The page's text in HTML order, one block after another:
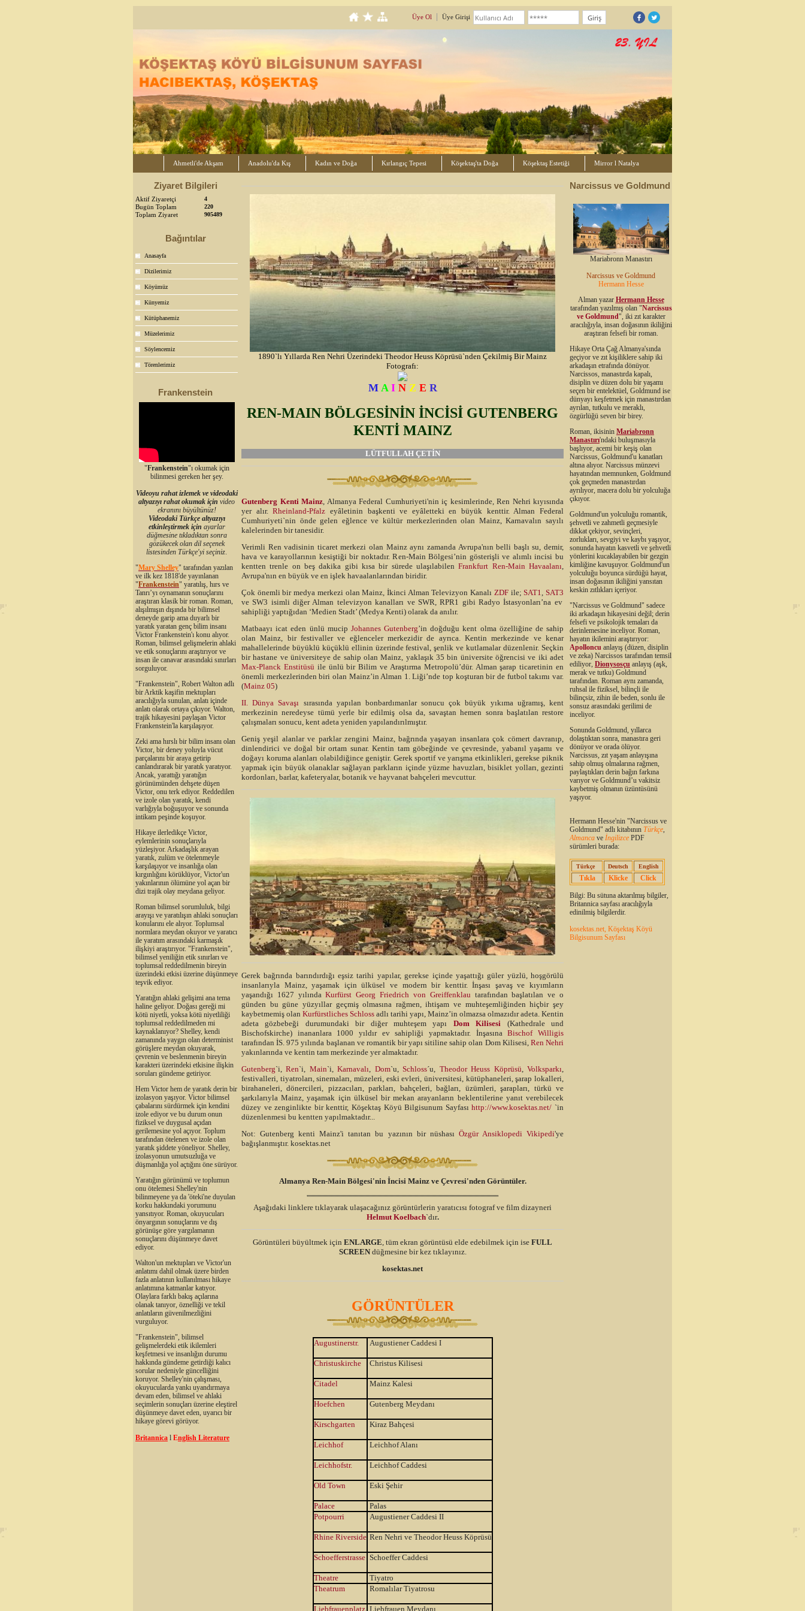
Üye Ol Üye Girişi
Ahmetli'de Akşam Anadolu'da Kış Kadın ve Doğa Kırlangıç Tepesi Köşektaş'ta Doğa Köşektaş Estetiği Mirror l Natalya
Ziyaret Bilgileri
Aktif Ziyaretçi 4
Bugün Toplam 220
Toplam Ziyaret 905489
Bağıntılar
Anasayfa
Dizilerimiz
Köyümüz
Künyemiz
Kütüphanemiz
Müzelerimiz
Söylencemiz
Törenlerimiz
Frankenstein
"Frankenstein"ı okumak için
bilinmesi gereken her şey.
Videoyu rahat izlemek ve videodaki
altyazıyı rahat okumak için video
ekranını büyültünüz!
Videodaki Türkçe altyazıyı
etkinleştirmek için ayarlar
düğmesine tıkladıktan sonra
gözükecek olan dil seçenek
listesinden Türkçe'yi seçiniz.
"Mary Shelley" tarafından yazılan
ve ilk kez 1818'de yayınlanan
"Frankenstein" yaratılış, hırs ve
Tanrı’yı oynamanın sonuçlarını
araştıran klasik bir roman. Roman,
alışılmışın dışında bir bilimsel
deneyde garip ama duyarlı bir
yaratık yaratan genç bilim insanı
Victor Frankenstein'ı konu alıyor.
Roman, bilimsel gelişmelerin ahlaki
ve etik sonuçlarını araştırıyor ve
insan ile canavar arasındaki sınırları
sorguluyor.
"Frankenstein", Robert Walton adlı
bir Arktik kaşifin mektupları
aracılığıyla sunulan, anlatı içinde
anlatı olarak ortaya çıkıyor. Walton,
trajik hikayesini paylaşan Victor
Frankenstein'la karşılaşıyor.
Zeki ama hırslı bir bilim insanı olan
Victor, bir deney yoluyla vücut
parçalarını bir araya getirip
canlandırarak bir yaratık yaratıyor.
Ancak, yarattığı yaratığın
görünümünden dehşete düşen
Victor, onu terk ediyor. Reddedilen
ve izole olan yaratık, kendi
varlığıyla boğuşuyor ve sonunda
intikam peşinde koşuyor.
Hikaye ilerledikçe Victor,
eylemlerinin sonuçlarıyla
yüzleşiyor. Arkadaşlık arayan
yaratık, zulüm ve ötelenmeyle
karşılaşıyor ve insanlığa olan
kırgınlığını körüklüyor, Victor'un
yakınlarının ölümüne yol açan bir
dizi trajik olay meydana geliyor.
Roman bilimsel sorumluluk, bilgi
arayışı ve yaratılışın ahlaki sonuçları
konularını ele alıyor. Toplumsal
normlara meydan okuyor ve yaratıcı
ile yaratım arasındaki karmaşık
ilişkiyi araştırıyor. "Frankenstein",
bilimsel yeniliğin etik sınırları ve
toplumsal reddedilmenin bireyin
üzerindeki etkisi üzerine düşünmeye
teşvik ediyor.
Yaratığın ahlaki gelişimi ana tema
haline geliyor. Doğası gereği mi
kötü niyetli, yoksa kötü niyetliliği
toplumsal reddedilmeden mi
kaynaklanıyor? Shelley, kendi
zamanında yaygın olan determinist
görüşlere meydan okuyarak,
çevrenin ve beslenmenin bireyin
karakteri üzerindeki etkisine ilişkin
soruları gündeme getiriyor.
Hem Victor hem de yaratık derin bir
izolasyon yaşıyor. Victor bilimsel
çabalarını sürdürmek için kendini
izole ediyor ve bu durum onun
fiziksel ve duygusal açıdan
gerilemesine yol açıyor. Toplum
tarafından ötelenen ve izole olan
yaratık şiddete yöneliyor. Shelley,
izolasyonun umutsuzluğa ve
düşmanlığa yol açtığını öne sürüyor.
Yaratığın görünümü ve toplumun
onu ötelemesi Shelley'nin
bilinmeyene ya da 'öteki'ne duyulan
korku hakkındaki yorumunu
yansıtıyor. Roman, okuyucuları
önyargının sonuçlarını ve dış
görünüşe göre yargılamanın
sonuçlarını düşünmeye davet
ediyor.
Walton'un mektupları ve Victor'un
anlatımı dahil olmak üzere birden
fazla anlatının kullanılması hikaye
anlatımına katmanlar katıyor.
Olaylara farklı bakış açılarına
olanak tanıyor, öznelliği ve tekil
anlatıların güvenilmezliğini
vurguluyor.
"Frankenstein", bilimsel
gelişmelerdeki etik ikilemleri
keşfetmesi ve insanlığın durumu
hakkında gündeme getirdiği kalıcı
sorular nedeniyle güncelliğini
koruyor. Shelley'nin çalışması,
okuyucularda yankı uyandırmaya
devam eden, bilimsel ve ahlaki
seçimlerin sonuçları üzerine eleştirel
düşünmeye davet eden, uyarıcı bir
hikaye görevi görüyor.
Britannica l English Literature
1890`lı Yıllarda Ren Nehri Üzerindeki Theodor Heuss Köprüsü`nden Çekilmiş Bir Mainz
Fotografı:
M A I N Z E R
REN-MAIN BÖLGESİNİN İNCİSİ GUTENBERG
KENTİ MAINZ
LÜTFULLAH ÇETİN
Gutenberg Kenti Mainz , Almanya Federal Cumhuriyeti'nin iç kesimlerinde, Ren Nehri kıyısında
yer alır.Rheinland-Pfalz eyâletinin başkenti ve eyâletteki en büyük kenttir. Alman Federal
Cumhuriyeti`nin önde gelen eğlence ve kültür merkezlerinden olan Mainz, Karnavalın sayılı
kalelerinden bir tanesidir.
Verimli Ren vadisinin ticaret merkezi olan Mainz aynı zamanda Avrupa'nın belli başlı su, demir,
hava ve karayollarının kesiştiği bir noktadır. Ren-Main Bölgesi’nin gösterişli ve alımlı incisi bu
kentten trenle on beş dakika gibi kısa bir sürede ulaşılabilenFrankfurt Ren-Main Havaalanı
Avrupa'nın en büyük ve en işlek havaalanlarından biridir.
Çok önemli bir medya merkezi olan Mainz, İkinci Alman Televizyon Kanalı ZDFile;SAT1 ,SAT3
ve SW3 isimli diğer Alman televizyon kanalları ve SWR, RPR1 gibi Radyo İstasyonları’na ev
sahipliği yaptığıdan ‘Medien Stadt’ (Medya Kenti) olarak da anılır.
Matbaayı icat eden ünlü mucip Johannes Gutenberg’in doğduğu kent olma özelliğine de sahip
olan Mainz, bir festivaller ve eğlenceler merkezidir de ayrıca. Kentin merkezinde ve kenar
mahallelerinde büyüklü küçüklü ellinin üzerinde festival, şenlik ve kutlamalar düzenlenir. Seçkin
bir hastane ve üniversiteye de sahip olan Mainz, yaklaşık 35 bin üniversite öğrencisi ve iki adet
Max-Planck Enstitüsü ile ünlü bir Bilim ve Araştırma Metropolü’dür. Alman şarap ticaretinin en
önemli merkezlerinden biri olan Mainz’in Alman 1. Liği’nde top koşturan bir de futbol takımı var.
(Mainz 05)
II. Dünya Savaşı sırasında yapılan bonbardımanlar sonucu çok büyük yıkıma uğramış, kent
merkezinin neredeyse tümü yerle bir edilmiş olsa da, savaştan hemen sonra başlatılan restore
çalışmaları sonucu, kent adeta yeniden yapılandırılmıştır.
Geniş yeşil alanlar ve parklar zengini Mainz, bağrında yaşayan insanlara çok cömert davranıp,
dinlendirici ve doğal bir ortam sunar. Kentin tam göbeğinde ve çevresinde, yabanıl yaşamı ve
doğayı koruma alanları olabildiğince geniştir. Gerek sportif ve yarışma etkinlikleri, gerekse piknik
yapmak için büyük olanaklar sağlayan parkların içinde yüzme havuzları, bisiklet yolları, gezinti
kordonları, barlar, kafeteryalar, botanik ve hayvanat bahçeleri mevcuttur.
Gerek bağrında barındırdığı eşsiz tarihi yapılar, gerekse içinde yaşattığı güler yüzlü, hoşgörülü
insanlarıyla Mainz, yaşamak için ülküsel ve modern bir kenttir. İnşası şavaş ve kıyımların
yaşandığı 1627 yılındaKurfürst Georg Friedrich von Greiffenklau tarafından başlatılan ve o
günden bu güne yüzyıllar geçmiş olmasına rağmen, ihtişam ve muhteşemliğinden hiçbir şey
kaybetmemiş olan Kurfürstliches Schloss adlı tarihi yapı, Mainz’in olmazsa olmazıdır adeta. Kentin
adeta gözbebeği durumundaki bir diğer muhteşem yapı Dom Kilisesi (Kathedrale und
Bischofskirche) inananlara 1000 yıldır ev sahipliği yapmaktadır. İnşasınaBischof Willigis
tarafından İS. 975 yılında başlanan ve romantik bir yapı sitiline sahip olan Dom Kilisesi, Ren Nehri
yakınlarında ve kentin tam merkezinde yer almaktadır.
Gutenberg`i,Ren`i, Main`i,Karnavalı Dom`u,Schloss´u, Theodor Heuss Köprüsü ,Volksparkı
festivalleri, tiyatroları, sinemaları, müzeleri, eski evleri, üniversitesi, kütüphaneleri, şarap lokalleri,
birahaneleri, dönercileri, pizzacıları, parkları, bahçeleri, bağları, üzümleri, şarapları, türkü ve
şarkılarıyla Mainz, yaşamak için ülküsel bir mekan arayanların beklentilerine yanıt verebilecek
düzey ve zenginlikte bir kenttir, Köşektaş Köyü Bilgisunum Sayfasıhttp://www.kosektas.net/ `in
düzenlenmesi bu kentten yapılmaktadır...
Not: Gutenberg kenti Mainz'i tanıtan bu yazının bir nüshası Özgür Ansiklopedi Vikipedi'ye
bağışlanmıştır. kosektas.net
Almanya Ren-Main Bölgesi'nin İncisi Mainz ve Çevresi'nden Görüntüler.
''''''''''''''''''''''''''''''''''''''''''''''''''''''''''''''''''''''''''''''''''''''''''''''''''''''''''''''''''''''''''''''''''''''''''''''''''''''''''''''''
Aşağıdaki linklere tıklayarak ulaşacağınız görüntürlerin yaratıcısı fotograf ve film dizayneri
Helmut Koelbach`dır.
Görüntüleri büyültmek için ENLARGE , tüm ekran görüntüsü elde edebilmek için ise FULL
SCREENdüğmesine bir kez tıklayınız.
kosektas.net
GÖRÜNTÜLER
Augustinerstr. Augustiener Caddesi I
Christuskirche Christus Kilisesi
Citadel Mainz Kalesi
Hoefchen Gutenberg Meydanı
Kirschgarten Kiraz Bahçesi
Leichhof Leichhof Alanı
Leichhofstr. Leichhof Caddesi
Old Town Eski Şehir
Palace
Palas
Potpourri
Augustiener Caddesi II
Rhine Riverside Ren Nehri ve Theodor Heuss Köprüsü
Schoefferstrasse Schoeffer Caddesi
Theatre
Tiyatro
Theatrum
Romalılar Tiyatrosu
Liebfrauenplatz Liebfrauen Meydanı
Narcissus ve Goldmund
Mariabronn Manastırı
Narcissus ve Goldmund
Hermann Hesse
Alman yazar Hermann Hesse
tarafından yazılmış olan "Narcissus
ve Goldmund", iki zıt karakter
aracılığıyla, insan doğasının ikiliğini
araştıran felsefi bir roman.
Hikaye Orta Çağ Almanya'sında
geçiyor ve zıt kişiliklere sahip iki
arkadaşın etrafında dönüyor.
Narcissos, manastırda kapalı,
disiplin ve düzen dolu bir yaşamı
seçen bir entelektüel, Goldmund ise
dünyayı keşfetmek için manastırdan
ayrılan, tutkulu ve meraklı,
özgürlüğü seven bir birey.
Roman, ikisinin Mariabronn
Manastırı'ndaki buluşmasıyla
başlıyor, acemi bir keşiş olan
Narcissus, Goldmund'u kanatları
altına alıyor. Narcissus münzevi
hayatından memnunken, Goldmund
çok geçmeden manastırdan
ayrılıyor, macera dolu bir yolculuğa
çıkıyor.
Goldmund'un yolculuğu romantik,
şehvetli ve zahmetli geçmesiyle
dikkat çekiyor, sevinçleri,
zorlukları, sevgiyi ve kaybı yaşıyor,
sonunda hayatın kasvetli ve şehvetli
yönlerini kucaklayabilen bir gezgin
kimliğine kavuşuyor. Goldmund'un
yolculuğu boyunca sürdüğü hayat,
insan doğasının ikiliğini yansıtan
keskin zıtlıkları içeriyor.
"Narcissus ve Goldmund" sadece
iki arkadaşın hikayesini değil; derin
felsefi ve psikolojik temaları da
derinlemesine inceliyor. Roman,
hayatın ikilemini araştırıyor:
Apolloncu anlayış (düzen, disiplin
ve zeka) Narcissos tarafından temsil
ediliyor, Dionysosçu anlayış (aşk,
merak ve tutku) Goldmund
tarafından. Roman aynı zamanda,
ruhsal ile fiziksel, bilinçli ile
bilinçsiz, zihin ile beden, sonlu ile
sonsuz arasındaki gerilimi de
inceliyor.
Sonunda Goldmund, yıllarca
dolaştıktan sonra, manastıra geri
dönüyor ve orada ölüyor.
Narcissus, zıt yaşam anlayışına
sahip olmuş olmalarına rağmen,
paylaştıkları derin bağın farkına
varıyor ve Goldmund’u vakitsiz
kaybetmiş olmanın üzüntüsünü
yaşıyor.
Hermann Hesse'nin "Narcissus ve
Goldmund" adlı kitabının Türkçe,
Almanca ve İngilizce PDF
sürümleri burada:
Türkçe Deutsch English
Tıkla Klicke Click
Bilgi: Bu sütuna aktarılmış bilgiler,
Britannica sayfası aracılığıyla
edinilmiş bilgilerdir.
kosektas.net, Köşektaş Köyü
Bilgisunum Sayfası